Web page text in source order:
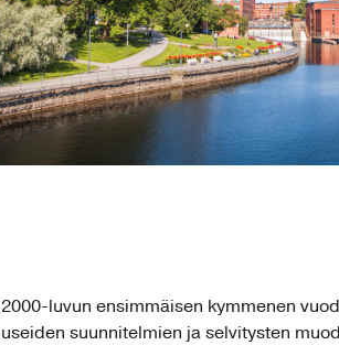
2000-luvun ensimmäisen kymmenen
useiden suunnitelmien ja selvitysten